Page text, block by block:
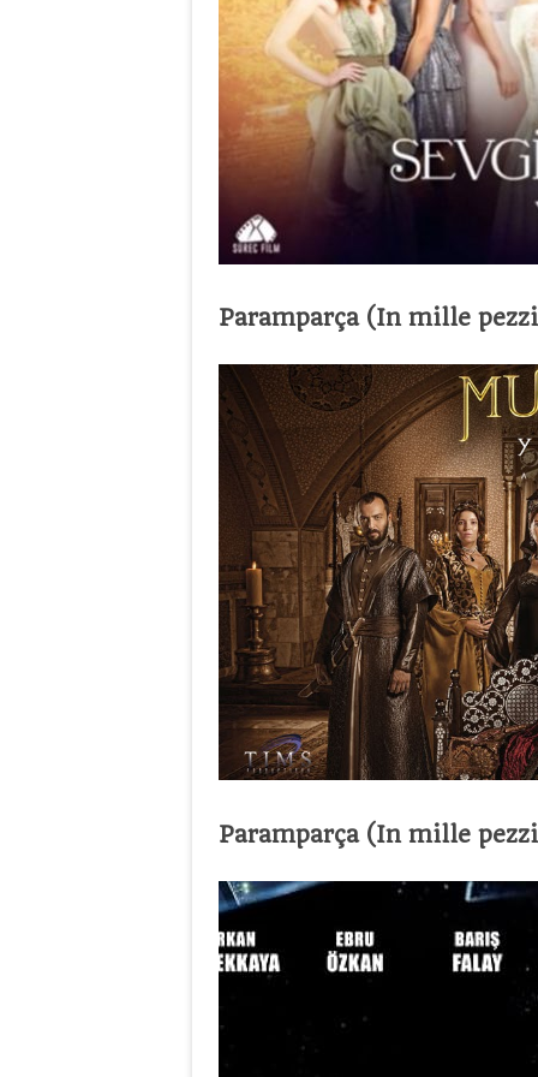
Paramparça (In mille
Paramparça (In mille